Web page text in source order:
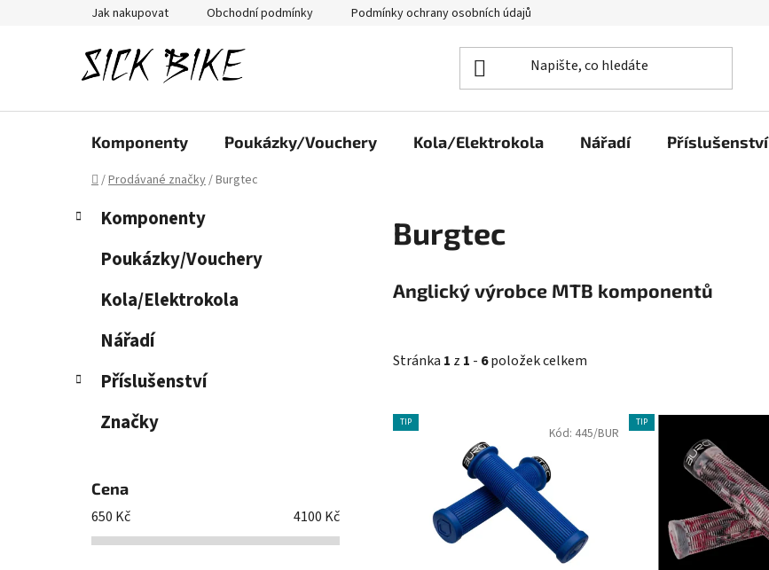
Jak nakupovat Obchodní podmínky Podmínky ochrany osobních údajů
Komponenty Poukázky/Vouchery Kola/Elektrokola Nářadí Příslušenství
Domů
/Prodávané značky/Burgtec
P
n
Přeskočit
kategorie
K
a
Komponenty
Poukázky/Vouchery
Kola/Elektrokola
Nářadí
Příslušenství
Značky
Cena
650 Kč 4100 Kč
Burgtec
Anglický výrobce MTB komponentů
Stránka 1 z 1 - 6položek celkem
V
ý
TIP
Kód: 445/BUR
TIP